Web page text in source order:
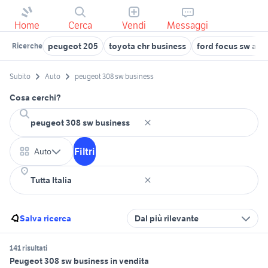
Home Cerca Vendi Messaggi
Ricerche peugeot 205 toyota chr business ford focus sw
Subito Auto peugeot 308 sw business
Cosa cerchi?
Auto Filtri
Salva ricerca Dal più rilevante
141 risultati
Peugeot 308 sw business in vendita